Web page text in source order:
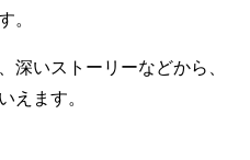
。
深いストーリーなどから、
えます。